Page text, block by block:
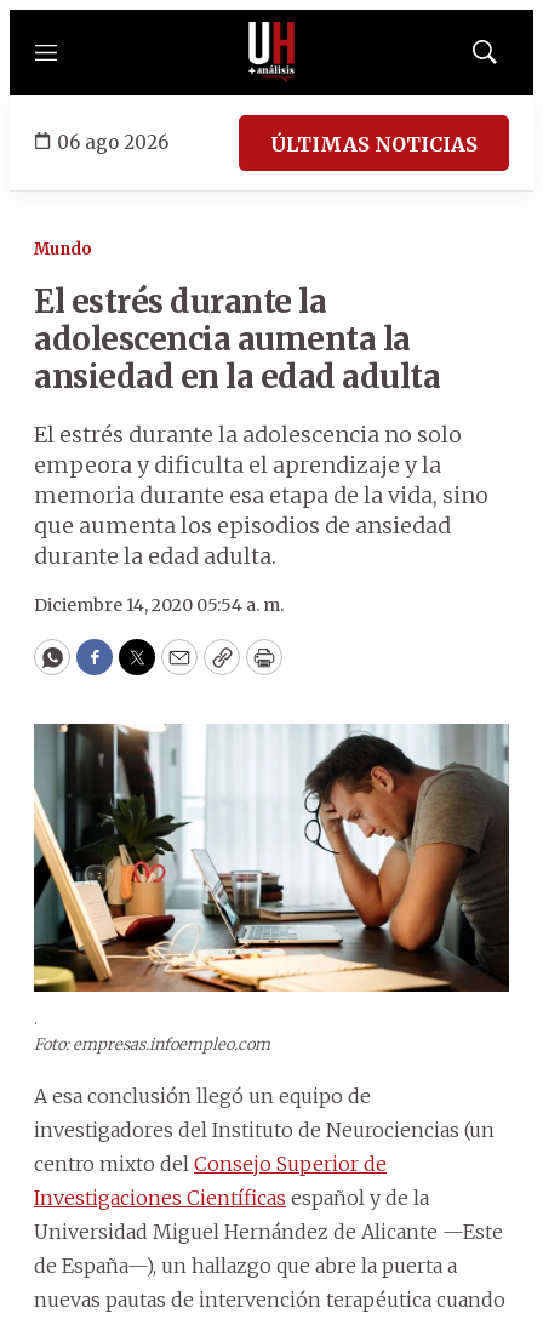
Menú
Mostrar
06 ago 2026 ÚLTIMAS NOTICIAS
Mundo
El estrés durante la
adolescencia aumenta la
ansiedad en la edad adulta
El estrés durante la adolescencia no solo
empeora y dificulta el aprendizaje y la
memoria durante esa etapa de la vida, sino
que aumenta los episodios de ansiedad
durante la edad adulta.
Diciembre 14, 2020 05:54 a. m.
WhatsApp
Facebook
Twitter
EmailCopyPrint
.
Foto: empresas.infoempleo.com
A esa conclusión llegó un equipo de
investigadores del Instituto de Neurociencias (un
centro mixto del Consejo Superior de
Investigaciones Científicas español y de la
Universidad Miguel Hernández de Alicante —Este
de España—), un hallazgo que abre la puerta a
nuevas pautas de intervención terapéutica cuando